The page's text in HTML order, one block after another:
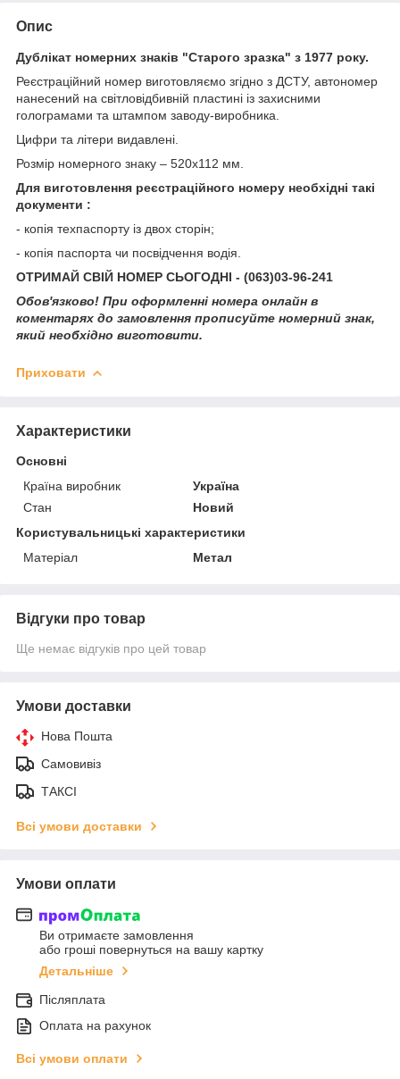
Опис
Дублікат номерних знаків "Старого зразка" з 1977 року.
Реєстраційний номер виготовляємо згідно з ДСТУ, автономер
нанесений на світловідбивній пластині із захисними
голограмами та штампом заводу-виробника.
Цифри та літери видавлені.
Розмір номерного знаку – 520х112 мм.
Для виготовлення реєстраційного номеру необхідні такі
документи :
- копія техпаспорту із двох сторін;
- копія паспорта чи посвідчення водія.
ОТРИМАЙ СВІЙ НОМЕР СЬОГОДНІ - (063)03-96-241
Обов'язково! При оформленні номера онлайн в
коментарях до замовлення прописуйте номерний знак,
який необхідно виготовити.
Приховати
Характеристики
Основні
Країна виробник
Україна
Стан
Новий
Користувальницькі характеристики
Матеріал
Метал
Відгуки про товар
Ще немає відгуків про цей товар
Умови доставки
Нова Пошта
Самовивіз
ТАКСІ
Всі умови доставки
Умови оплати
Ви отримаєте замовлення
або гроші повернуться на вашу картку
Детальніше
Післяплата
Оплата на рахунок
Всі умови оплати